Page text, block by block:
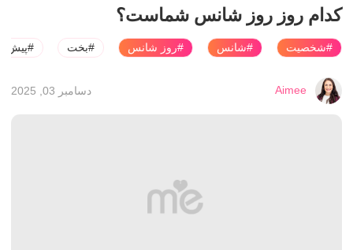
کدام روز روز شانس شماست؟
#شخصیت #شانس #روز شانس #بخت
Aimee دسامبر 03, 2025